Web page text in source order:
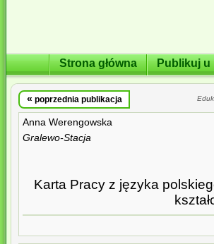
Strona główna Publikuj u
« poprzednia publikacja
Anna Werengowska
Gralewo-Stacja
Karta Pracy z języka